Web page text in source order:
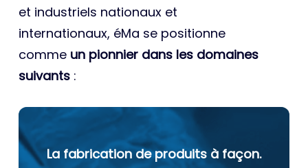
et industriels nationaux et
internationaux, éMa se positionne
comme un pionnier dans les domaines
suivants :
La fabrication de produits à façon.